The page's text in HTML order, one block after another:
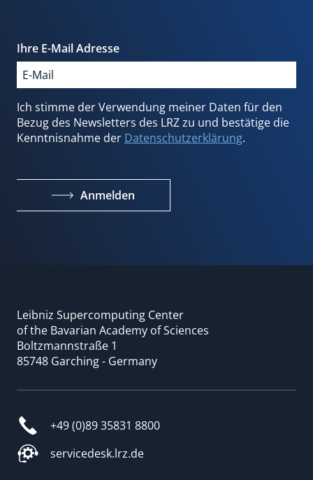
Ihre E-Mail Adresse
Ich stimme der Verwendung meiner Daten für den
Bezug des Newsletters des LRZ zu und bestätige die
Kenntnisnahme der Datenschutzerklärung.
Anmelden
Leibniz Supercomputing Center
of the Bavarian Academy of Sciences
Boltzmannstraße 1
85748 Garching - Germany
+49 (0)89 35831 8800
servicedesk.lrz.de